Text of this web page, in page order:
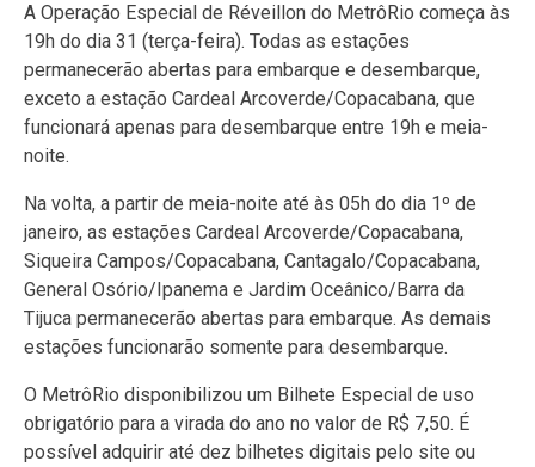
A Operação Especial de Réveillon do MetrôRio começa às
19h do dia 31 (terça-feira). Todas as estações
permanecerão abertas para embarque e desembarque,
exceto a estação Cardeal Arcoverde/Copacabana, que
funcionará apenas para desembarque entre 19h e meia-
noite.
Na volta, a partir de meia-noite até às 05h do dia 1º de
janeiro, as estações Cardeal Arcoverde/Copacabana,
Siqueira Campos/Copacabana, Cantagalo/Copacabana,
General Osório/Ipanema e Jardim Oceânico/Barra da
Tijuca permanecerão abertas para embarque. As demais
estações funcionarão somente para desembarque.
O MetrôRio disponibilizou um Bilhete Especial de uso
obrigatório para a virada do ano no valor de R$ 7,50. É
possível adquirir até dez bilhetes digitais pelo site ou